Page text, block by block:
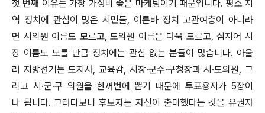
첫 번째 이유는 가장 가성비 좋은 마케팅이기 때문입니다. 평소 지
역 정치에 관심이 많은 시민들, 이른바 정치 고관여층이 아니라
면 시의원 이름도 모르고, 도의원 이름은 더욱 모르고, 심지어 시
장 이름도 모를 만큼 정치에는 관심 없는 분들이 많습니다. 아울
러 지방선거는 도지사, 교육감, 시장·군수·구청장과 시·도의원, 그
리고 시·군·구 의원을 한꺼번에 뽑기 때문에 투표용지가 5장이
나 됩니다. 그러다보니 후보자는 자신이 출마했다는 것을 유권자